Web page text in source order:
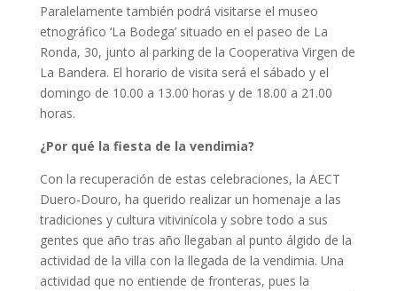
Paralelamente también podrá visitarse el museo
etnográfico ‘La Bodega’ situado en el paseo de La
Ronda, 30, junto al parking de la Cooperativa Virgen de
La Bandera. El horario de visita será el sábado y el
domingo de 10.00 a 13.00 horas y de 18.00 a 21.00
horas.
¿Por qué la fiesta de la vendimia?
Con la recuperación de estas celebraciones, la AECT
Duero-Douro, ha querido realizar un homenaje a las
tradiciones y cultura vitivinícola y sobre todo a sus
gentes que año tras año llegaban al punto álgido de la
actividad de la villa con la llegada de la vendimia. Una
actividad que no entiende de fronteras, pues la